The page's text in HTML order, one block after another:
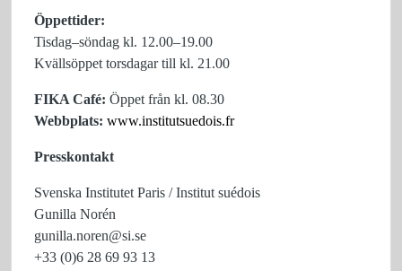
Öppettider:
Tisdag–söndag kl. 12.00–19.00
Kvällsöppet torsdagar till kl. 21.00
FIKA Café: Öppet från kl. 08.30
Webbplats: www.institutsuedois.fr
Presskontakt
Svenska Institutet Paris / Institut suédois
Gunilla Norén
gunilla.noren@si.se
+33 (0)6 28 69 93 13